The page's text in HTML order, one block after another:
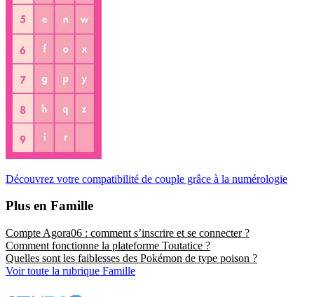
Découvrez votre compatibilité de couple grâce à la numérologie
Plus en Famille
Compte Agora06 : comment s’inscrire et se connecter ?
Comment fonctionne la plateforme Toutatice ?
Quelles sont les faiblesses des Pokémon de type poison ?
Voir toute la rubrique Famille